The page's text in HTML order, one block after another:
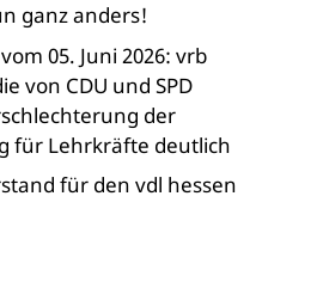
ganz anders!
05. Juni 2026: vrb
von CDU und SPD
der
für Lehrkräfte deutlich
für den vdl hessen